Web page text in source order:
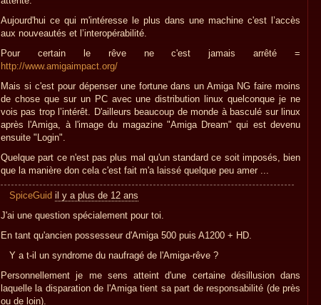
Aujourd'hui ce qui m'intéresse le plus dans une machine c'est l’accès
aux nouveautés et l’interopérabilité.
Pour certain le rêve ne c'est jamais arrêté =
http://www.amigaimpact.org/
Mais si c'est pour dépenser une fortune dans un Amiga NG faire moins
de chose que sur un PC avec une distribution linux quelconque je ne
vois pas trop l’intérêt. D'ailleurs beaucoup de monde à basculé sur linux
après l'Amiga, à l'image du magazine "Amiga Dream" qui est devenu
ensuite "Login".
Quelque part ce n'est pas plus mal qu'un standard ce soit imposés, bien
que la manière don cela c'est fait m'a laissé quelque peu amer ...
SpiceGuid il y a plus de 12 ans
J'ai une question spécialement pour toi.
En tant qu'ancien possesseur d'Amiga 500 puis A1200 + HD.
Y a t-il un syndrome du naufragé de l'Amiga-rêve ?
Personnellement je me sens atteint d'une certaine désillusion dans
laquelle la disparation de l'Amiga tient sa part de responsabilité (de près
ou de loin).